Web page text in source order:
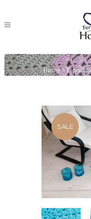
Home>E-pood
SALE